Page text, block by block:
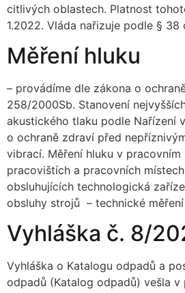
citlivých oblastech. Platnost
1.2022. Vláda nařizuje podle §
Měření hluku
– provádíme dle zákona o
258/2000Sb. Stanovení
akustického tlaku podle Nařízení
o ochraně zdraví před
vibrací. Měření hluku v
pracovištích a pracovních
obsluhujících technologická
obsluhy strojů – technické
Vyhláška č. 8/
Vyhláška o Katalogu odpadů a
odpadů (Katalog odpadů) vešla v